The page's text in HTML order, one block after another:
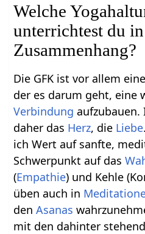
Welche
unterrichtest du
Zusammenhang?
Die GFK ist vor allem eine
der es darum geht, eine
Verbindung
daher das Herz, die Liebe
ich Wert auf sanfte,
Schwerpunkt auf das
(Empathie) und Kehle
üben auch in
denAsanas
mit den dahinter